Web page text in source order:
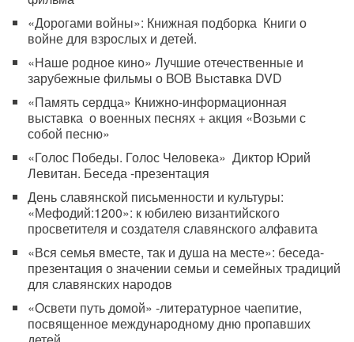
«Дорогами войны»: Книжная подборка Книги о
войне для взрослых и детей.
«Наше родное кино» Лучшие отечественные и
зарубежные фильмы о ВОВ Выcтавка DVD
«Память сердца» Книжно-информационная
выставка о военных песнях + акция «Возьми с
собой песню»
«Голос Победы. Голос Человека» Диктор Юрий
Левитан. Беседа -презентация
День славянской письменности и культуры:
«Мефодий:1200»: к юбилею византийского
просветителя и создателя славянского алфавита
«Вся семья вместе, так и душа на месте»: беседа-
презентация о значении семьи и семейных традиций
для славянских народов
«Освети путь домой» -литературное чаепитие,
посвященное международному дню пропавших